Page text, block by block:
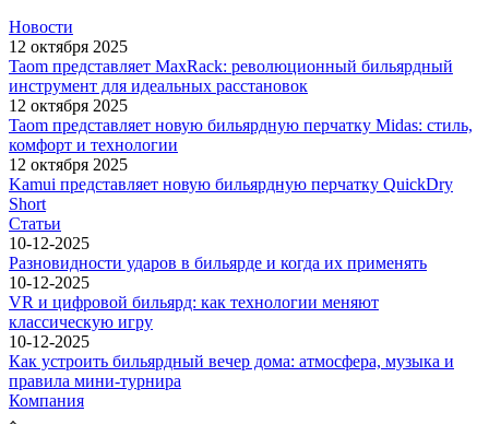
Новости
12 октября 2025
Taom представляет MaxRack: революционный бильярдный
инструмент для идеальных расстановок
12 октября 2025
Taom представляет новую бильярдную перчатку Midas: стиль,
комфорт и технологии
12 октября 2025
Kamui представляет новую бильярдную перчатку QuickDry
Short
Статьи
10-12-2025
Разновидности ударов в бильярде и когда их применять
10-12-2025
VR и цифровой бильярд: как технологии меняют
классическую игру
10-12-2025
Как устроить бильярдный вечер дома: атмосфера, музыка и
правила мини-турнира
Компания